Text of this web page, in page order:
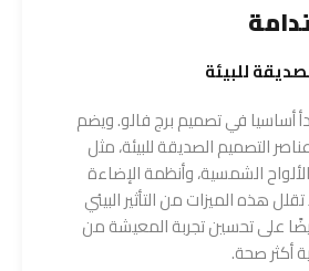
للبيئة
أساسيا في تصميم برج فالو. ويضم
التصميم الصديقة للبيئة، مثل
الشمسية، وأنظمة الإضاءة
هذه الميزات من التأثير البيئي
على تحسين تجربة المعيشة من
أكثر صحة.